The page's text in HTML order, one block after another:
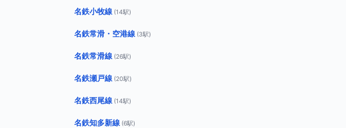
名鉄小牧線 (14駅)
名鉄常滑・空港線 (3駅)
名鉄常滑線 (26駅)
名鉄瀬戸線 (20駅)
名鉄西尾線 (14駅)
名鉄知多新線 (6駅)